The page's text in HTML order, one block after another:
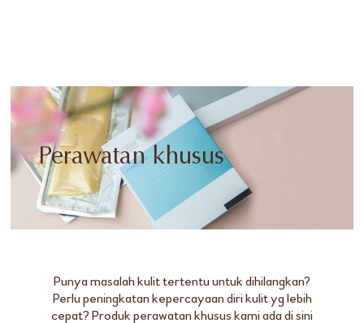
Perawatan khusus
Punya masalah kulit tertentu untuk dihilangkan?
Perlu peningkatan kepercayaan diri kulit yg lebih
cepat? Produk perawatan khusus kami ada di sini